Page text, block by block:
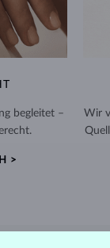
begleitet –
>
Wir